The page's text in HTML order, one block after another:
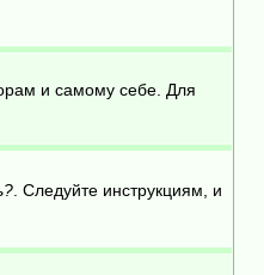
и самому себе. Для
. Следуйте инструкциям, и